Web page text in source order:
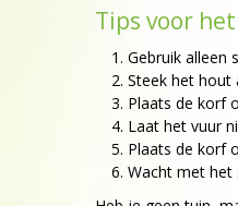
Tips voor
Gebruik alleen
Steek het hout
Plaats de korf
Laat het vuur
Plaats de korf
Wacht met het